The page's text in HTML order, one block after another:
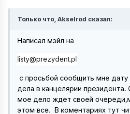
Только что, Akselrod сказал:
Написал мэйл на
listy@prezydent.pl
с просьбой сообщить мне дату
дела в канцелярии президента.
мое дело ждет своей
этом все. В коментариях тут